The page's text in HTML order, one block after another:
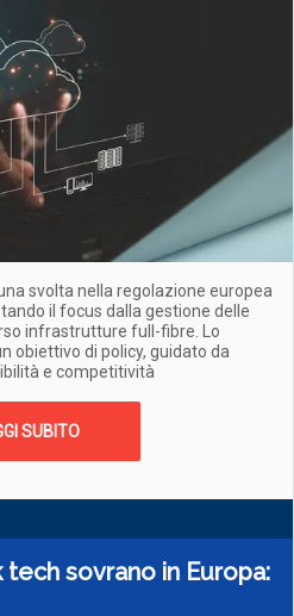
svolta nella regolazione europea
il focus dalla gestione delle
infrastrutture full-fibre. Lo
obiettivo di policy, guidato da
e competitività
SUBITO
tech sovrano in Europa: